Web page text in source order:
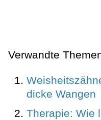
Verwandte
dicke Wangen
Therapie: Wie